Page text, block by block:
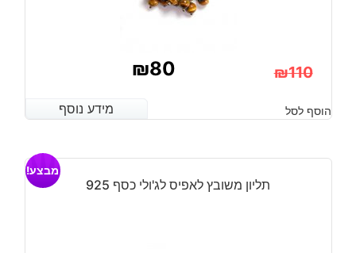
₪110
המקורי
היה:
₪110.
₪80
הנוכחי
הוא:
מידע נוסף הוסף לסל מידע נוסף
תליון משובץ לאפיס לג'ולי כסף 925
מבצע!